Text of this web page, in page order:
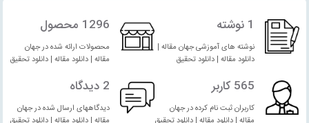
1 نوشته
نوشته های آموزشی جهان مقاله |
دانلود مقاله | دانلود تحقیق
1296 محصول
محصولات ارائه شده در جهان
مقاله | دانلود مقاله | دانلود تحقیق
565 کاربر
کاربران ثبت نام کرده در جهان
2 دیدگاه
دیدگاههای ارسال شده در جهان